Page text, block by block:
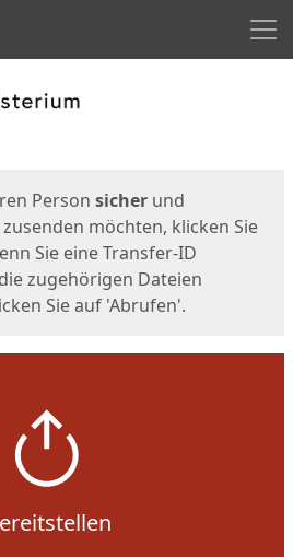
Person sicher und
möchten, klicken Sie
Sie eine Transfer-ID
zugehörigen Dateien
Sie auf 'Abrufen'.